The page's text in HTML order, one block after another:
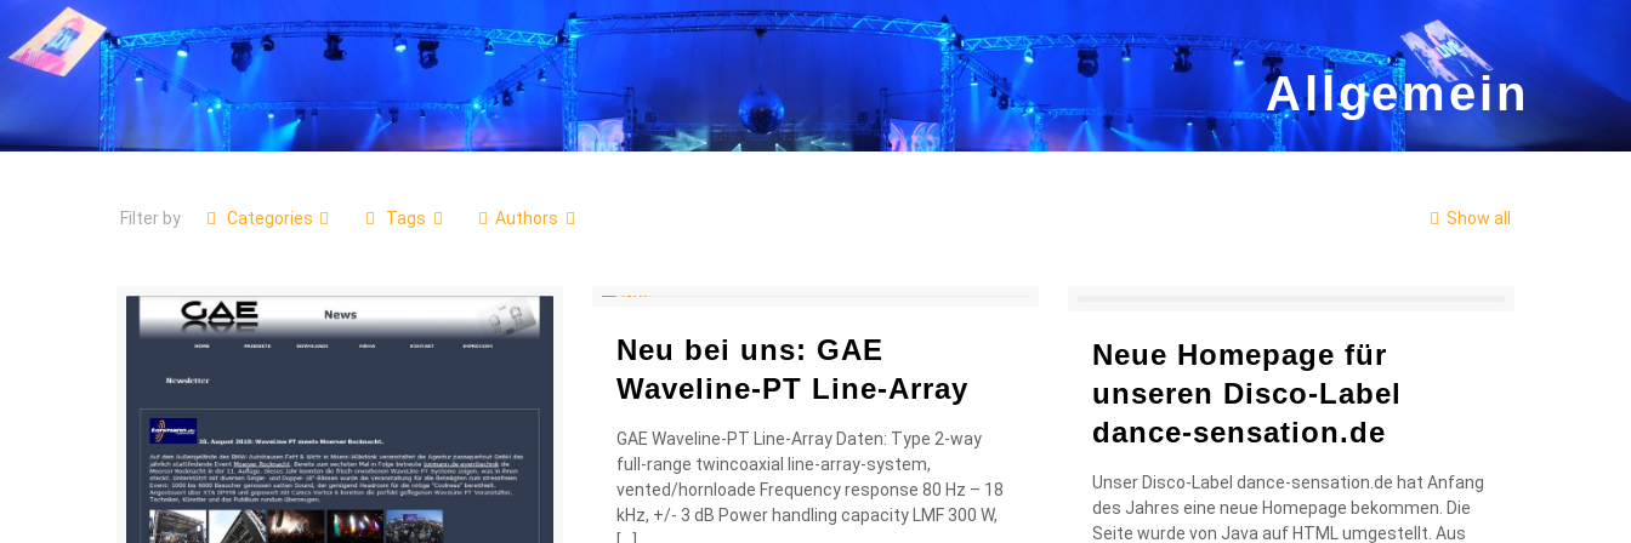
Allgemein
Filter by Categories Tags Authors Show all
Neu bei uns: GAE
Waveline-PT Line-Array
GAE Waveline-PT Line-Array Daten: Type 2-way
full-range twincoaxial line-array-system,
vented/hornloade Frequency response 80 Hz – 18
kHz, +/- 3 dB Power handling capacity LMF 300 W,
Neue Homepage für
unseren Disco-Label
dance-sensation.de
Unser Disco-Label dance-sensation.de hat Anfang
des Jahres eine neue Homepage bekommen. Die
Seite wurde von Java auf HTML umgestellt. Aus